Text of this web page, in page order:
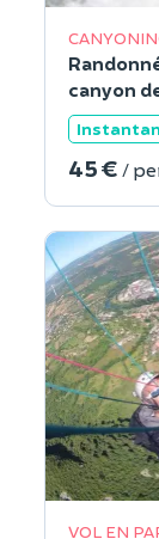
canyon
45 € /
VOL EN